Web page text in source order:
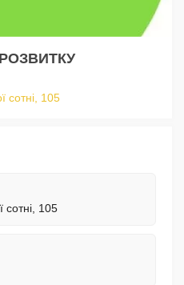
РОЗВИТКУ
сотні, 105
сотні, 105